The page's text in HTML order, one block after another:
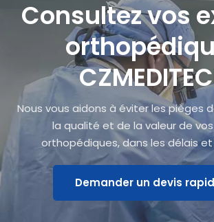
Consultez vos
Nous vous aidons à éviter les pièges
la qualité et de la valeur de
orthopédiques, dans les délais
Demander un devis